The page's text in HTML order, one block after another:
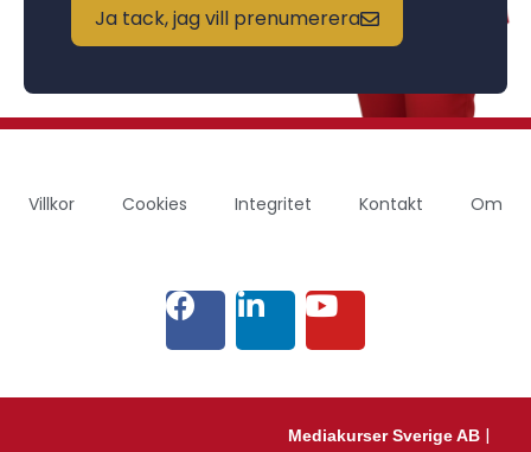
Ja tack, jag vill prenumerera
Villkor Cookies Integritet Kontakt Om
Mediakurser Sverige AB |